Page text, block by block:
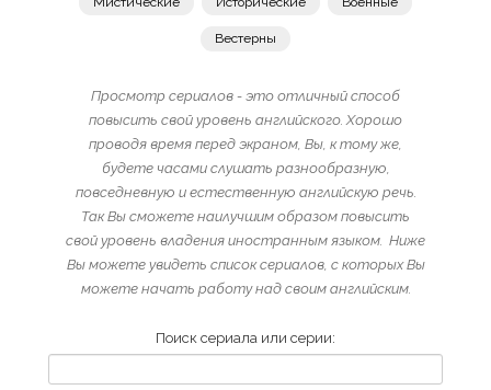
Вестерны
Просмотр сериалов - это отличный способ
повысить свой уровень английского. Хорошо
проводя время перед экраном, Вы, к тому же,
будете часами слушать разнообразную,
повседневную и естественную английскую речь.
Так Вы сможете наилучшим образом повысить
свой уровень владения иностранным языком. Ниже
Вы можете увидеть список сериалов, с которых Вы
можете начать работу над своим английским.
Поиск сериала или серии: